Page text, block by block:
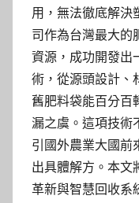
用，無法徹底解決
司作為台灣最大的
資源，成功開發出
術，從源頭設計、
舊肥料袋能百分百
漏之虞。這項技術
引國外農業大國前
出具體解方。本文
革新與智慧回收系